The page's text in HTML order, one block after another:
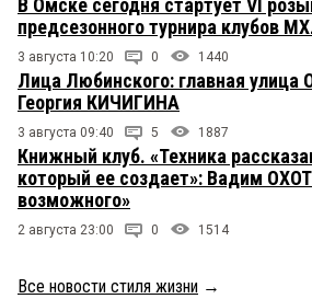
В Омске сегодня стартует VI
предсезонного турнира клубов
3 августа 10:20 0 1440
Лица Любинского: главная улица
Георгия КИЧИГИНА
3 августа 09:40 5 1887
Книжный клуб. «Техника
который ее создает»: Вадим
возможного»
2 августа 23:00 0 1514
Все новости стиля жизни →